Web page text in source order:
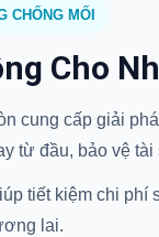
CHỐNG MỐI
Cho
cung cấp giải
từ đầu, bảo vệ
tiết kiệm chi phí
lai.